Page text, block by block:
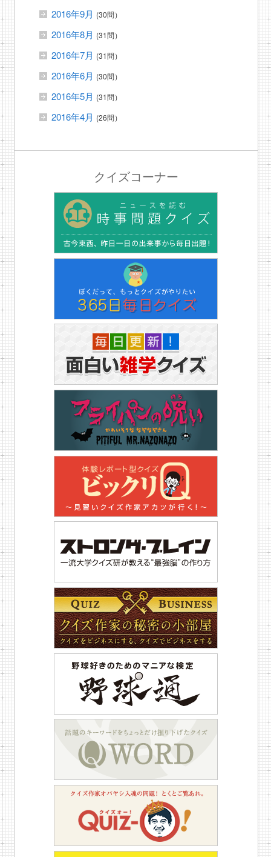
2016年9月 (30問）
2016年8月 (31問）
2016年7月 (31問）
2016年6月 (30問）
2016年5月 (31問）
2016年4月 (26問）
クイズコーナー